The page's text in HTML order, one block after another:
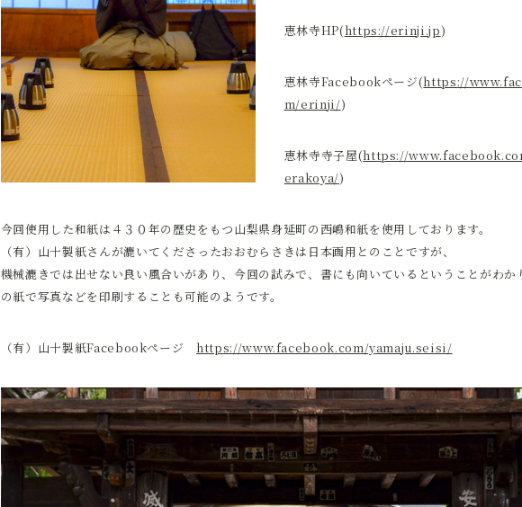
恵林寺HP(https://erinji.jp)
恵林寺Facebookページ(https://
m/erinji/)
恵林寺寺子屋(https://
erakoya/)
今回使用した和紙は４３０年の歴史をもつ山梨県身延町の西嶋和紙を使用しております。
（有）山十製紙さんが漉いてくださったおおむらさきは日本画用とのことですが、
機械漉きでは出せない良い風合いがあり、今回の試みで、書にも向いているということがわか
の紙で写真などを印刷することも可能のようです。
（有）山十製紙Facebookページ https://www.facebook.com/yamaju.seisi/